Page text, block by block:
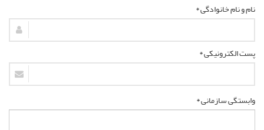
نام و نام خانوادگی *
پست الکترونیکی *
وابستگی سازمانی *